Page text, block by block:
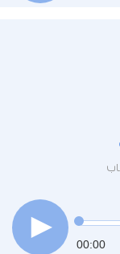
00:00